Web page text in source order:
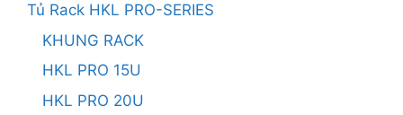
Tủ Rack HKL PRO-SERIES
KHUNG RACK
HKL PRO 15U
HKL PRO 20U